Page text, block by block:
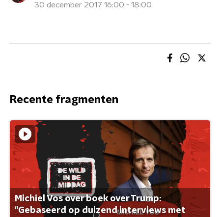
30 december 2017 16:00 - 18:00
Recente fragmenten
Michiel Vos over boek over Trump:
"Gebaseerd op duizend interviews met